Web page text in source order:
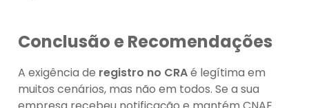
Conclusão e Recomendações
A exigência de registro no CRAé legítima em
muitos cenários, mas não em todos. Se a sua